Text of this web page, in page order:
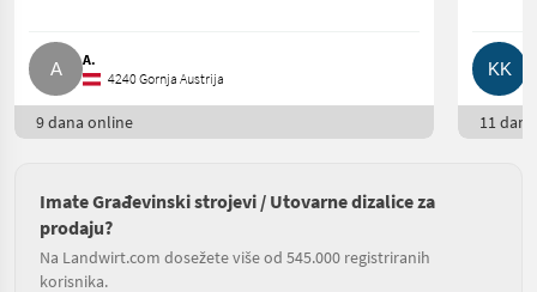
A.
4240 Gornja Austrija
9 dana online 11
Imate Građevinski strojevi / Utovarne dizalice za
prodaju?
Na Landwirt.com dosežete više od 545.000 registriranih
korisnika.